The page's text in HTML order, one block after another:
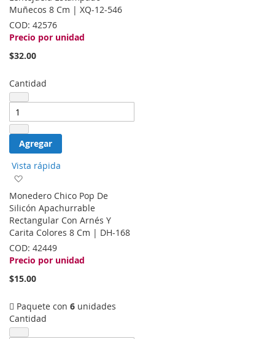
de
deseos
Muñecos 8 Cm | XQ-12-546
COD: 42576
Precio por unidad
$32.00
Cantidad
Agregar
Vista rápida
la
lista
de
deseos
Monedero Chico Pop De
Silicón Apachurrable
Rectangular Con Arnés Y
Carita Colores 8 Cm | DH-168
COD: 42449
Precio por unidad
$15.00
Paquete con 6 unidades
Cantidad